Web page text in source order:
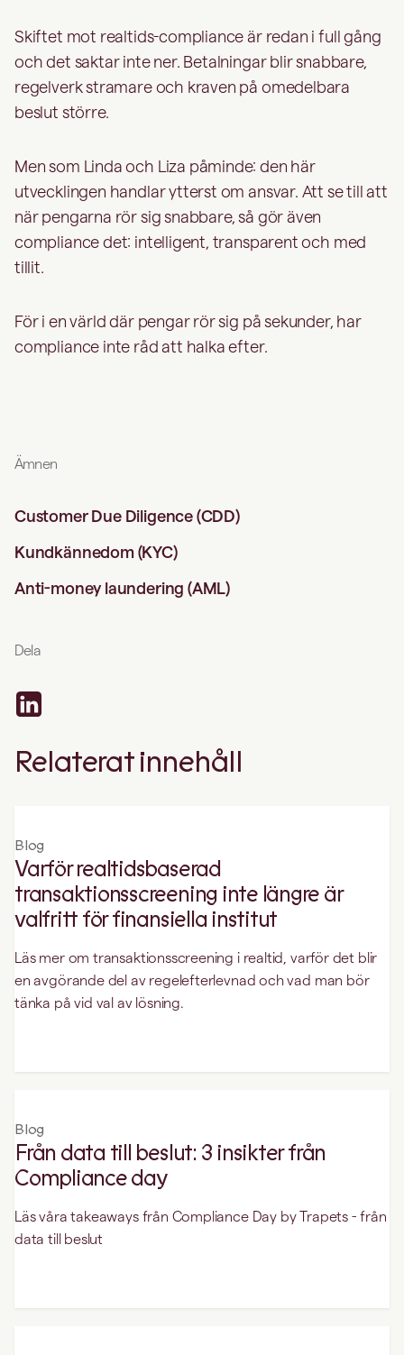
Skiftet mot realtids-compliance är redan i full gång
och det saktar inte ner. Betalningar blir snabbare,
regelverk stramare och kraven på omedelbara
beslut större.
Men som Linda och Liza påminde: den här
utvecklingen handlar ytterst om ansvar. Att se till att
när pengarna rör sig snabbare, så gör även
compliance det: intelligent, transparent och med
tillit.
För i en värld där pengar rör sig på sekunder, har
compliance inte råd att halka efter.
Ämnen
Customer Due Diligence (CDD)
Kundkännedom (KYC)
Anti-money laundering (AML)
Dela
Relaterat innehåll
Blog
Varför realtidsbaserad
transaktionsscreening inte längre är
valfritt för finansiella institut
Läs mer om transaktionsscreening i realtid, varför det blir
en avgörande del av regelefterlevnad och vad man bör
tänka på vid val av lösning.
Blog
Från data till beslut: 3 insikter från
Compliance day
Läs våra takeaways från Compliance Day by Trapets - från
data till beslut